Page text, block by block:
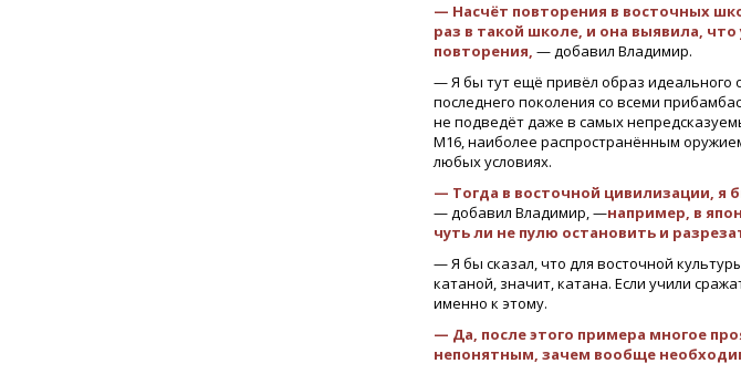
— Насчёт повторения в восточных
раз в такой школе, и она выявила,
повторения, — добавил Владимир.
— Я бы тут ещё привёл образ идеального
последнего поколения со всеми
не подведёт даже в самых
М16, наиболее распространённым
любых условиях.
— Тогда в восточной цивилизации, я
— добавил Владимир, —например, в
чуть ли не пулю остановить и
— Я бы сказал, что для восточной
катаной, значит, катана. Если учили
именно к этому.
— Да, после этого примера многое
непонятным, зачем вообще